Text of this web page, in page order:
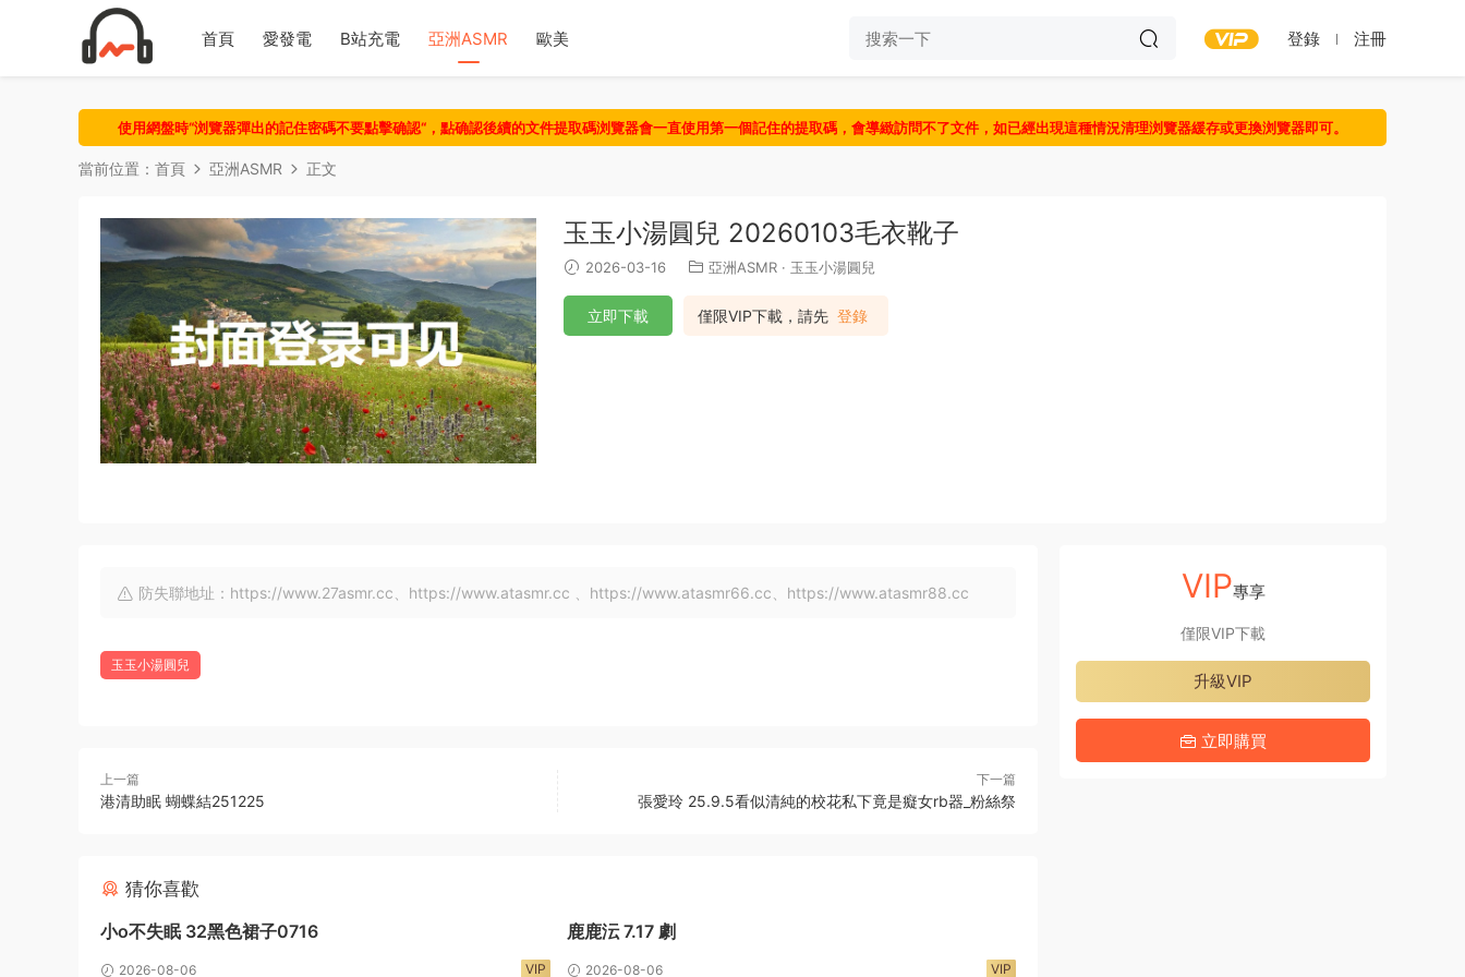
首頁 愛發電 B站充電 亞洲ASMR 歐美 登錄 注冊
使用網盤時“浏覽器彈出的記住密碼不要點擊确認“，點确認後續的文件提取碼浏覽器會一直使用第一個記住的提取碼，會導緻訪問不了文件，如已經出現這種情況清理浏覽器緩存或更換浏覽器即可。
當前位置： 首頁 亞洲ASMR 正文
玉玉小湯圓兒 20260103毛衣靴子
2026-03-16 亞洲ASMR · 玉玉小湯圓兒
僅限VIP下載，請先 登錄
立即下載
防失聯地址：https://www.27asmr.cc、https://www.atasmr.cc 、https://www.atasmr66.cc、https://www.atasmr88.cc
玉玉小湯圓兒
上一篇
港清助眠 蝴蝶結251225
下一篇
張愛玲 25.9.5看似清純的校花私下竟是癡女rb器_粉絲祭
猜你喜歡
小o不失眠 32黑色裙子0716
2026-08-06 VIP
鹿鹿沄 7.17 劇
2026-08-06 VIP
VIP專享
僅限VIP下載
升級VIP
立即購買